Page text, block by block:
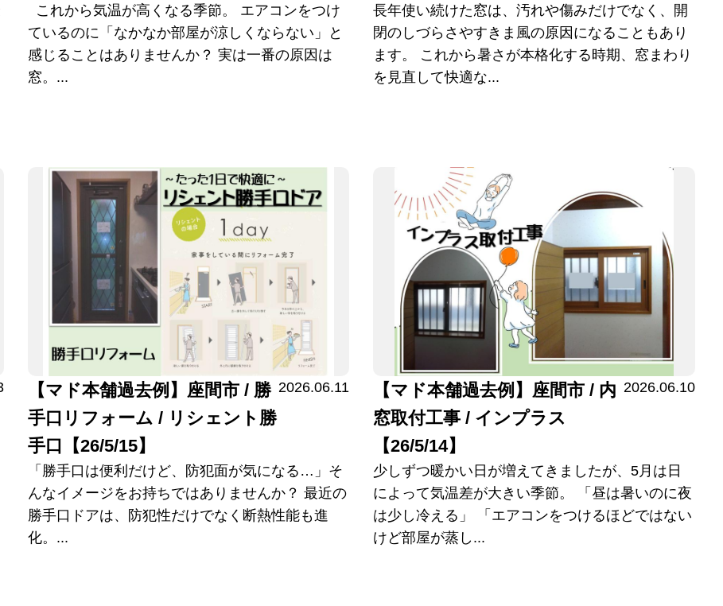
これから気温が高くなる季節。 エアコンをつけ
ているのに「なかなか部屋が涼しくならない」と
感じることはありませんか？ 実は一番の原因は
窓。...
長年使い続けた窓は、汚れや傷みだけでなく、開
閉のしづらさやすきま風の原因になることもあり
ます。 これから暑さが本格化する時期、窓まわり
を見直して快適な...
【マド本舗過去例】座間市 / 勝
手口リフォーム / リシェント勝
手口【26/5/15】
2026.06.11
「勝手口は便利だけど、防犯面が気になる…」そ
んなイメージをお持ちではありませんか？ 最近の
勝手口ドアは、防犯性だけでなく断熱性能も進
化。...
【マド本舗過去例】座間市 / 内
窓取付工事 / インプラス
【26/5/14】
2026.06.10
少しずつ暖かい日が増えてきましたが、5月は日
によって気温差が大きい季節。 「昼は暑いのに夜
は少し冷える」 「エアコンをつけるほどではない
けど部屋が蒸し...